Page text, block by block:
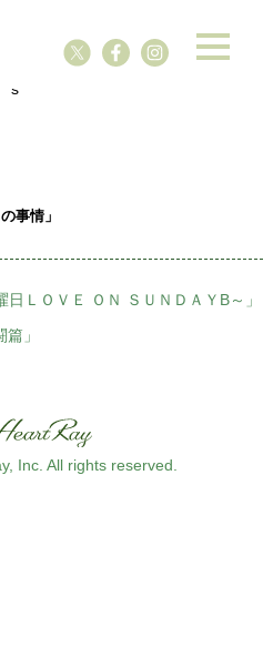
s
事情」
ＬＯＶＥ ＯＮ ＳＵＮＤＡＹB～」
」
Inc. All rights reserved.